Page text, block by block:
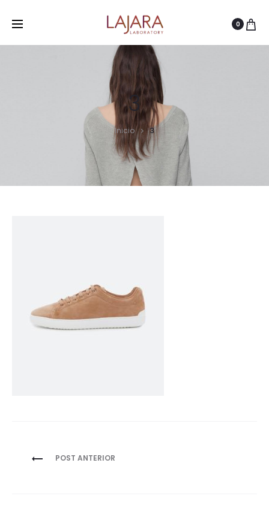
0
3
Inicio 3
Navegación
POST ANTERIOR